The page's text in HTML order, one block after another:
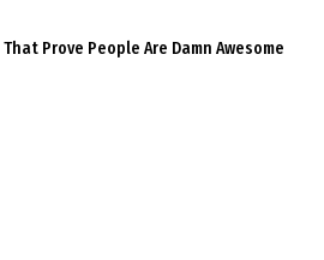
Prove People Are Damn Awesome